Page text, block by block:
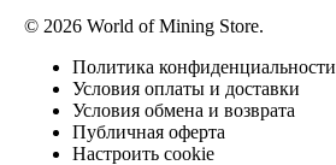
© 2026 World of Mining Store.
Политика конфиденциальности
Условия оплаты и доставки
Условия обмена и возврата
Публичная оферта
Настроить cookie